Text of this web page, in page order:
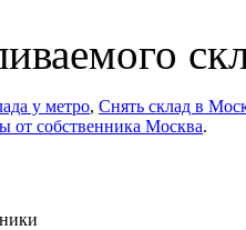
у метро, Снять склад в
от собственника Москва.